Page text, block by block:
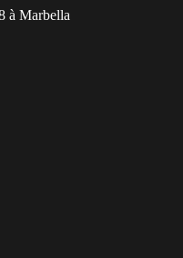
à Marbella